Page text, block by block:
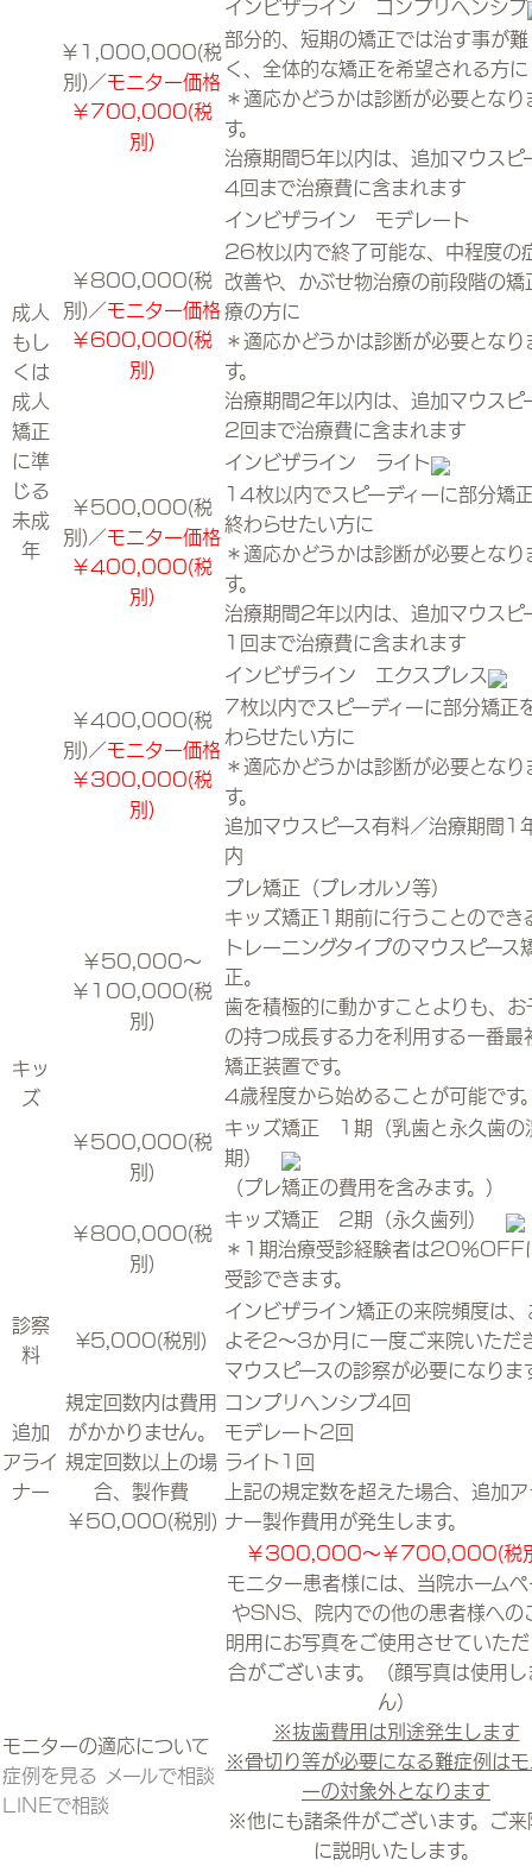
成人
もし
くは
成人
矯正
に準
じる
未成
年
￥1,000,000(税
別)／モニター価格
￥700,000(税
別)
部分的、短期の矯正では治す事が
く、全体的な矯正を希望される方に
＊適応かどうかは診断が必要となり
す。
治療期間5年以内は、追加マウスピ
4回まで治療費に含まれます
￥800,000(税
別)／モニター価格
￥600,000(税
別)
インビザライン モデレート
26枚以内で終了可能な、中程度の
改善や、かぶせ物治療の前段階の矯
療の方に
＊適応かどうかは診断が必要となり
す。
治療期間2年以内は、追加マウスピ
2回まで治療費に含まれます
￥500,000(税
別)／モニター価格
￥400,000(税
別)
インビザライン ライト
14枚以内でスピーディーに部分矯
終わらせたい方に
＊適応かどうかは診断が必要となり
す。
治療期間2年以内は、追加マウスピ
1回まで治療費に含まれます
￥400,000(税
別)／モニター価格
￥300,000(税
別)
インビザライン エクスプレス
7枚以内でスピーディーに部分矯正
わらせたい方に
＊適応かどうかは診断が必要となり
す。
追加マウスピース有料／治療期間1
内
キッ
ズ
￥50,000～
￥100,000(税
別)
プレ矯正（プレオルソ等）
キッズ矯正1期前に行うことのでき
トレーニングタイプのマウスピース
正。
歯を積極的に動かすことよりも、
の持つ成長する力を利用する一番最
矯正装置です。
4歳程度から始めることが可能です
￥500,000(税
別)
キッズ矯正 1期（乳歯と永久歯の
期）
（プレ矯正の費用を含みます。）
￥800,000(税
別)
キッズ矯正 2期（永久歯列）
＊1期治療受診経験者は20％OFF
受診できます。
診察
料
¥5,000(税別)
インビザライン矯正の来院頻度は
よそ2～3か月に一度ご来院いただ
マウスピースの診察が必要になりま
追加
アライ
ナー
規定回数内は費用
がかかりません。
規定回数以上の場
合、製作費
￥50,000(税別)
コンプリヘンシブ4回
モデレート2回
ライト1回
上記の規定数を超えた場合、追加
ナー製作費用が発生します。
モニターの適応について
症例を見る メールで相談
LINEで相談
￥300,000～￥700,000(税
モニター患者様には、当院ホーム
やSNS、院内での他の患者様への
明用にお写真をご使用させていた
合がございます。（顔写真は使用
ん）
※抜歯費用は別途発生します
※骨切り等が必要になる難症例は
ーの対象外となります
※他にも諸条件がございます。ご
に説明いたします。